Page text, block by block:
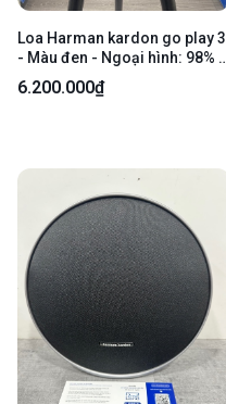
Loa Harman kardon go play 3
- Màu đen - Ngoại hình: 98% -
Fullbox, kèm đế chân + túi
6.200.000₫